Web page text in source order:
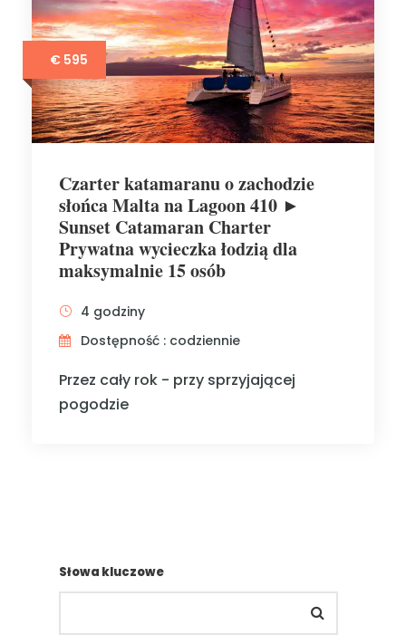
€ 595
Czarter katamaranu o zachodzie
słońca Malta na Lagoon 410 ►
Sunset Catamaran Charter
Prywatna wycieczka łodzią dla
maksymalnie 15 osób
4 godziny
Dostępność : codziennie
Przez cały rok - przy sprzyjającej
pogodzie
Słowa kluczowe